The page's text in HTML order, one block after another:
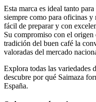
Esta marca es ideal tanto
siempre como para oficinas y
fácil de preparar y con
Su compromiso con el
tradición del buen café la
valoradas del mercado
Explora todas las variedades
descubre por qué Saimaza
España.